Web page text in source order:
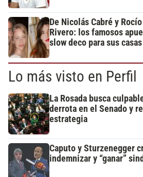
De Nicolás Cabré y
Rivero: los famosos
slow deco para sus casas
Lo más visto en Perfil
La Rosada busca
derrota en el Senado y
estrategia
Caputo y Sturzenegger
indemnizar y “ganar”